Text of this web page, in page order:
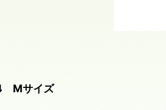
Mサイズ